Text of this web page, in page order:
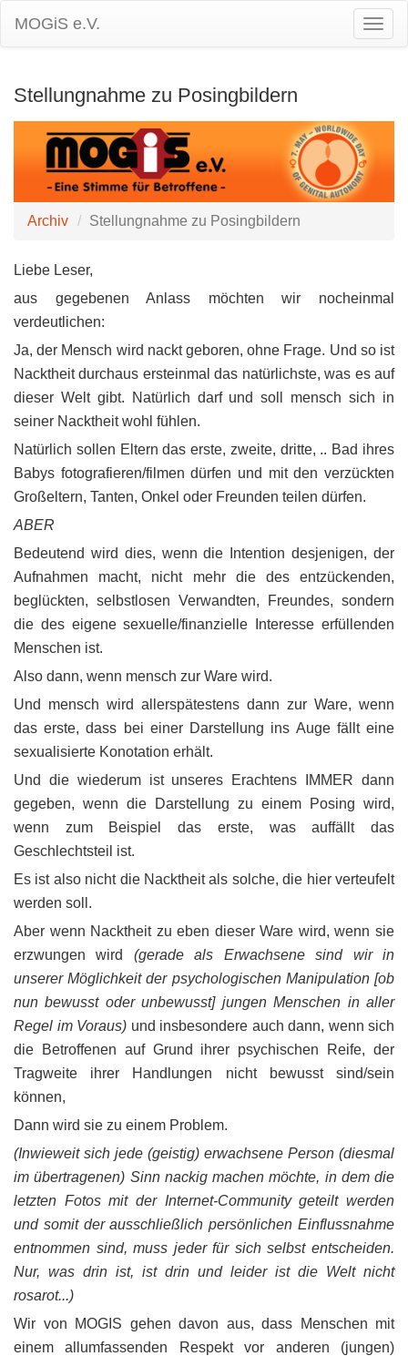
MOGiS e.V.
Stellungnahme zu Posingbildern
Archiv Stellungnahme zu Posingbildern
Liebe Leser,
aus gegebenen Anlass möchten wir nocheinmal
verdeutlichen:
Ja, der Mensch wird nackt geboren, ohne Frage. Und so ist
Nacktheit durchaus ersteinmal das natürlichste, was es auf
dieser Welt gibt. Natürlich darf und soll mensch sich in
seiner Nacktheit wohl fühlen.
Natürlich sollen Eltern das erste, zweite, dritte, .. Bad ihres
Babys fotografieren/filmen dürfen und mit den verzückten
Großeltern, Tanten, Onkel oder Freunden teilen dürfen.
ABER
Bedeutend wird dies, wenn die Intention desjenigen, der
Aufnahmen macht, nicht mehr die des entzückenden,
beglückten, selbstlosen Verwandten, Freundes, sondern
die des eigene sexuelle/finanzielle Interesse erfüllenden
Menschen ist.
Also dann, wenn mensch zur Ware wird.
Und mensch wird allerspätestens dann zur Ware, wenn
das erste, dass bei einer Darstellung ins Auge fällt eine
sexualisierte Konotation erhält.
Und die wiederum ist unseres Erachtens IMMER dann
gegeben, wenn die Darstellung zu einem Posing wird,
wenn zum Beispiel das erste, was auffällt das
Geschlechtsteil ist.
Es ist also nicht die Nacktheit als solche, die hier verteufelt
werden soll.
Aber wenn Nacktheit zu eben dieser Ware wird, wenn sie
erzwungen wird (gerade als Erwachsene sind wir in
unserer Möglichkeit der psychologischen Manipulation [ob
nun bewusst oder unbewusst] jungen Menschen in aller
Regel im Voraus) und insbesondere auch dann, wenn sich
die Betroffenen auf Grund ihrer psychischen Reife, der
Tragweite ihrer Handlungen nicht bewusst sind/sein
können,
Dann wird sie zu einem Problem.
(Inwieweit sich jede (geistig) erwachsene Person (diesmal
im übertragenen) Sinn nackig machen möchte, in dem die
letzten Fotos mit der Internet-Community geteilt werden
und somit der ausschließlich persönlichen Einflussnahme
entnommen sind, muss jeder für sich selbst entscheiden.
Nur, was drin ist, ist drin und leider ist die Welt nicht
rosarot...)
Wir von MOGIS gehen davon aus, dass Menschen mit
einem allumfassenden Respekt vor anderen (jungen)